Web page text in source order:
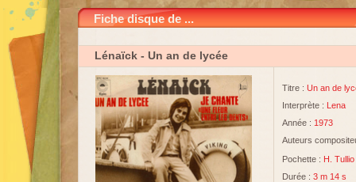
Fiche disque de ...
Lénaïck - Un an de lycée
Titre : Un an de
Interprète : Lena
Année : 1973
Auteurs
Pochette : H. Tullio
Durée : 3 m 14 s